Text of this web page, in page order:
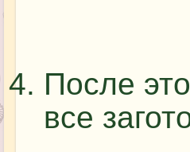
После
все